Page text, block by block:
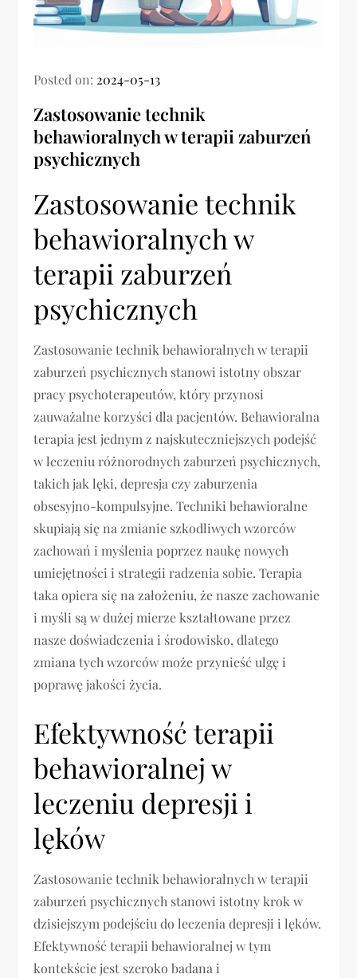
Posted on: 2024-05-13
Zastosowanie technik
behawioralnych w terapii zaburzeń
psychicznych
Zastosowanie technik
behawioralnych w
terapii zaburzeń
psychicznych
Zastosowanie technik behawioralnych w terapii
zaburzeń psychicznych stanowi istotny obszar
pracy psychoterapeutów, który przynosi
zauważalne korzyści dla pacjentów. Behawioralna
terapia jest jednym z najskuteczniejszych podejść
w leczeniu różnorodnych zaburzeń psychicznych,
takich jak lęki, depresja czy zaburzenia
obsesyjno-kompulsyjne. Techniki behawioralne
skupiają się na zmianie szkodliwych wzorców
zachowań i myślenia poprzez naukę nowych
umiejętności i strategii radzenia sobie. Terapia
taka opiera się na założeniu, że nasze zachowanie
i myśli są w dużej mierze kształtowane przez
nasze doświadczenia i środowisko, dlatego
zmiana tych wzorców może przynieść ulgę i
poprawę jakości życia.
Efektywność terapii
behawioralnej w
leczeniu depresji i
lęków
Zastosowanie technik behawioralnych w terapii
zaburzeń psychicznych stanowi istotny krok w
dzisiejszym podejściu do leczenia depresji i lęków.
Efektywność terapii behawioralnej w tym
kontekście jest szeroko badana i